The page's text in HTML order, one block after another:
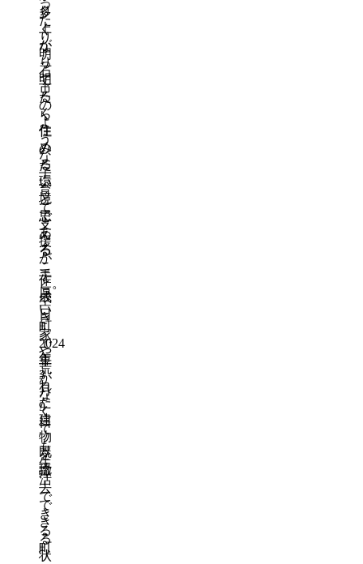
り
上
が
り
明
る
く
住
め
る
環
境
で
あ
る
こ
と。
空
き
家
や
荒
れ
た
建
物
を
撤
去
で
き
る
状
っ
た
り
明
石
市
の
よ
う
な
子
育
て
支
援
が
手
厚
い
町
で
車
が
な
く
て
も
生
活
で
き
る
町
多
く
な
っ
て
た
ら
住
み
た
い
と
思
え
る
作
成
日
2024
年
3
月
9
日
既
読